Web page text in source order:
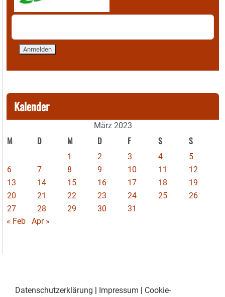
Kalender
März 2023
M D M D F S S
1 2 3 4
5
6
7 8 9 10 11
12
13
14 15 16 17 18
19
20
21 22 23 24 25
26
27
28 29 30
31
« Feb
Apr »
Datenschutzerklärung Impressum
Cookie-